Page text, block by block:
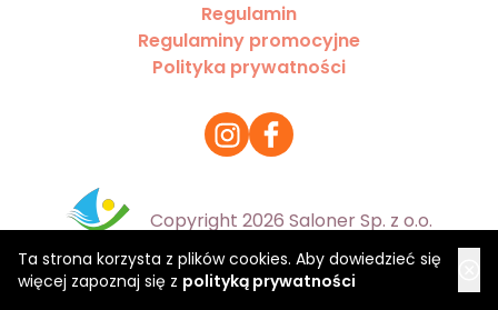
Ta strona korzysta z plików cookies. Aby dowiedzieć się
więcej zapoznaj się z polityką prywatności
Regulamin
Regulaminy promocyjne
Polityka prywatności
Copyright 2026 Saloner Sp. z o.o.